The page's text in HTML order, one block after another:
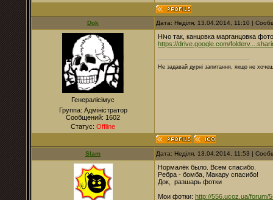
Dok Дата: Неділя, 13.04.2014, 11:10 |
Генералісімус
Группа: Адміністратор
Сообщений: 1602
Статус: Offline
Нічо так, канцовка марганцовка
https://drive.google.com/
Не задавай дурні запитання, якщо не
Slam Дата: Неділя, 13.04.2014, 11:53 |
Нормалёк было. Всем спасибо.
Ребра - бомба, Макару спасибо!
Док, разшарь фотки
Мои фотки: http://556.ucoz.ua/forum/